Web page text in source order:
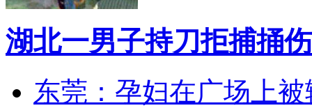
湖北一男子持刀拒捕捅
东莞：孕妇在广场上